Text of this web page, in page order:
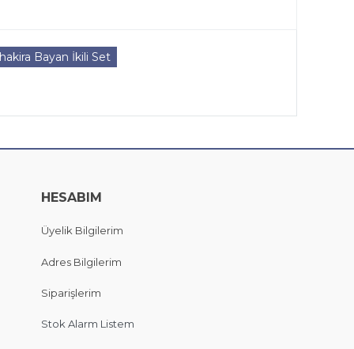
Bayan İkili Set
HESABIM
Üyelik Bilgilerim
Adres Bilgilerim
Siparişlerim
Stok Alarm Listem